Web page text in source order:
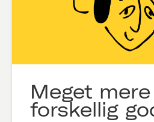
Meget mere
forskellig